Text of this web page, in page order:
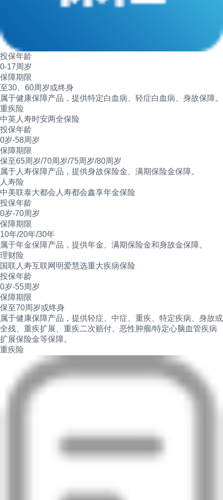
投保年龄
0-17周岁
保障期限
至30、60周岁或终身
属于健康保障产品，提供特定白血病、轻症白血病、身故保障。
重疾险
中英人寿时安两全保险
投保年龄
0岁-58周岁
保障期限
保至65周岁/70周岁/75周岁/80周岁
属于人寿保障产品，提供身故保险金、满期保险金保障。
人寿险
中美联泰大都会人寿都会鑫享年金保险
投保年龄
0岁-70周岁
保障期限
10年/20年/30年
属于年金保障产品，提供年金、满期保险金和身故金保障。
理财险
国联人寿互联网明爱慧选重大疾病保险
投保年龄
0岁-55周岁
保障期限
保至70周岁或终身
属于健康保障产品，提供轻症、中症、重疾、特定疾病、身故或
全残、重疾扩展、重疾二次赔付、恶性肿瘤/特定心脑血管疾病
扩展保险金等保障。
重疾险